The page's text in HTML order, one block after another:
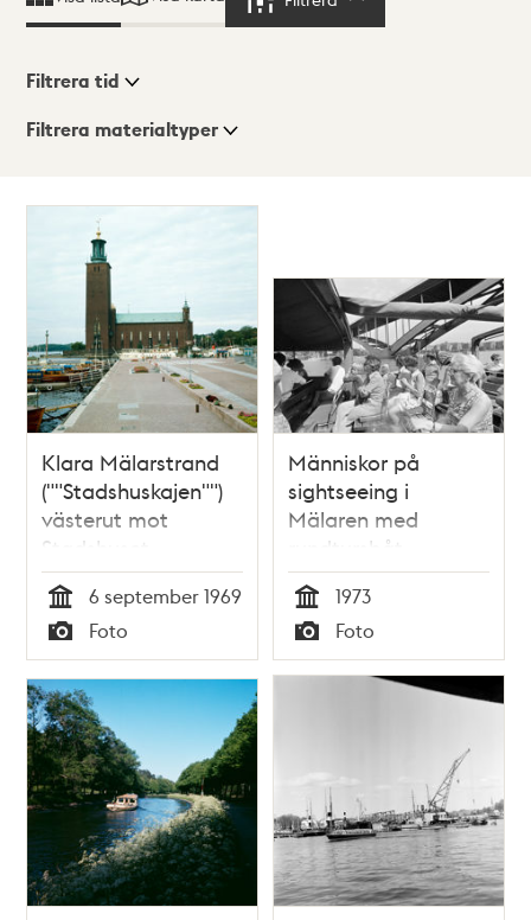
Visningsläge
Karta
Filtrera tid
Filtrera materialtyper
Klara Mälarstrand
(""Stadshuskajen"")
västerut mot
Stadshuset.
Drottningholms-
och rundtursbåtar
Tid
6 september 1969
Typ
Foto
Människor på
sightseeing i
Mälaren med
rundtursbåt.
Västerbrons spann i
bakgrunden. Vy mot
Kungsholmen.
Tid
1973
Typ
Foto